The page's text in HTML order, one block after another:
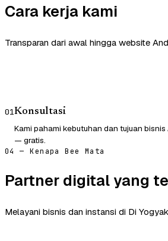
Cara kerja kami
Transparan dari awal hingga website
01Konsultasi
Kami pahami kebutuhan dan tujuan bisnis
— gratis.
04 — Kenapa Bee Mata
Partner digital yang
Melayani bisnis dan instansi di Di